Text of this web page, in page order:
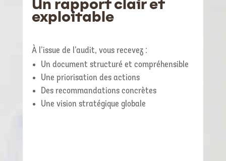
Un rapport clair et
exploitable
À l’issue de l’audit, vous recevez :
Un document structuré et compréhensible
Une priorisation des actions
Des recommandations concrètes
Une vision stratégique globale